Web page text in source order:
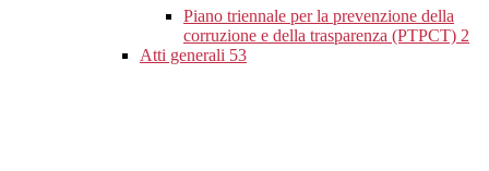
Piano triennale per la prevenzione della
corruzione e della trasparenza (PTPCT) 2
Atti generali 53